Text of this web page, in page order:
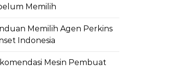
Memilih
Memilih Agen Perkins
Indonesia
Mesin Pembuat